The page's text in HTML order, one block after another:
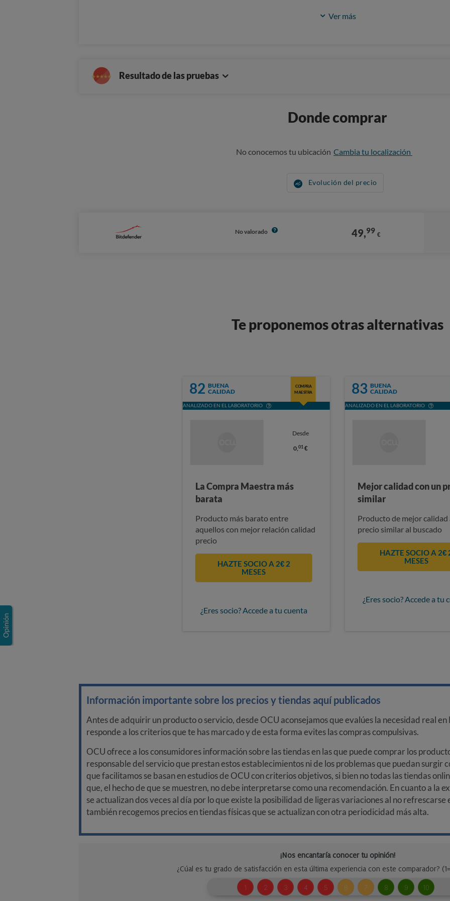
Ver más
Resultado de las pruebas
Donde comprar
No conocemos tu ubicación Cambia tu localización
Evolución del precio
No valorado 49,99 €
Te proponemos otras alternativas
82 BUENA
CALIDAD
COMPRA
MAESTRA
ANALIZADO EN EL LABORATORIO
Desde
0,01 €
La Compra Maestra más
barata
Producto más barato entre
aquellos con mejor relación calidad
precio
HAZTE SOCIO A 2€ 2
MESES
¿Eres socio? Accede a tu cuenta
83 BUENA
CALIDAD
ANALIZADO EN EL LABORATORIO
Mejor calidad con un
similar
Producto de mejor calidad
precio similar al buscado
HAZTE SOCIO A 2€
MESES
¿Eres socio? Accede a tu
Información importante sobre los precios y tiendas aquí publicados
Antes de adquirir un producto o servicio, desde OCU aconsejamos que evalúes la necesidad real
responde a los criterios que te has marcado y de esta forma evites las compras compulsivas.
OCU ofrece a los consumidores información sobre las tiendas en las que puede comprar los
responsable del servicio que prestan estos establecimientos ni de los problemas que puedan surgir
que facilitamos se basan en estudios de OCU con criterios objetivos, si bien no todas las tiendas
que, el hecho de que se muestren, no debe interpretarse como una recomendación. En cuanto a la
se actualizan dos veces al día por lo que existe la posibilidad de ligeras variaciones al no refrescarse
también recogemos precios en tiendas físicas que se actualizan con otra periodicidad más alta.